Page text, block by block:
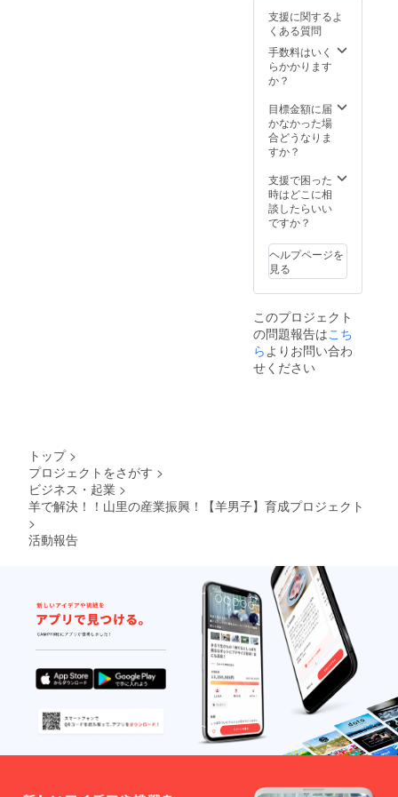
支援に関するよ
くある質問
手数料はいく
らかかります
か？
目標金額に届
かなかった場
合どうなりま
すか？
支援で困った
時はどこに相
談したらいい
ですか？
ヘルプページを
見る
このプロジェクト
の問題報告はこち
ら よりお問い合わ
せください
トップ >
プロジェクトをさがす >
ビジネス・起業 >
羊で解決！！山里の産業振興！【羊男子】育成プロジェクト
>
活動報告